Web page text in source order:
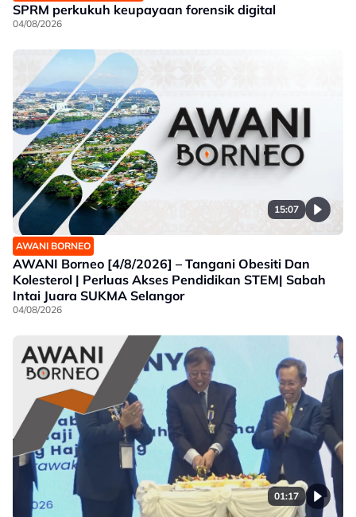
SPRM perkukuh keupayaan forensik digital
04/08/2026
15:07
AWANI BORNEO
AWANI Borneo [4/8/2026] – Tangani Obesiti Dan
Kolesterol | Perluas Akses Pendidikan STEM| Sabah
Intai Juara SUKMA Selangor
04/08/2026
01:17